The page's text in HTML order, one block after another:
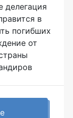
делегация
в
погибших
от